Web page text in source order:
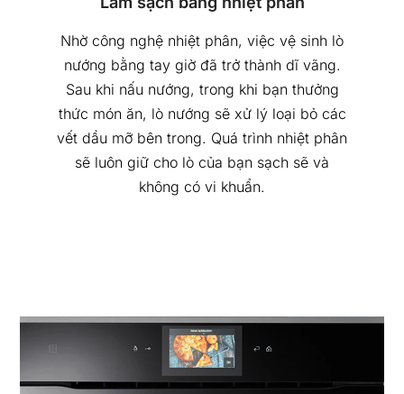
Nhờ công nghệ nhiệt phân, việc vệ sinh lò
nướng bằng tay giờ đã trở thành dĩ vãng.
Sau khi nấu nướng, trong khi bạn thưởng
thức món ăn, lò nướng sẽ xử lý loại bỏ các
vết dầu mỡ bên trong. Quá trình nhiệt phân
sẽ luôn giữ cho lò của bạn sạch sẽ và
không có vi khuẩn.